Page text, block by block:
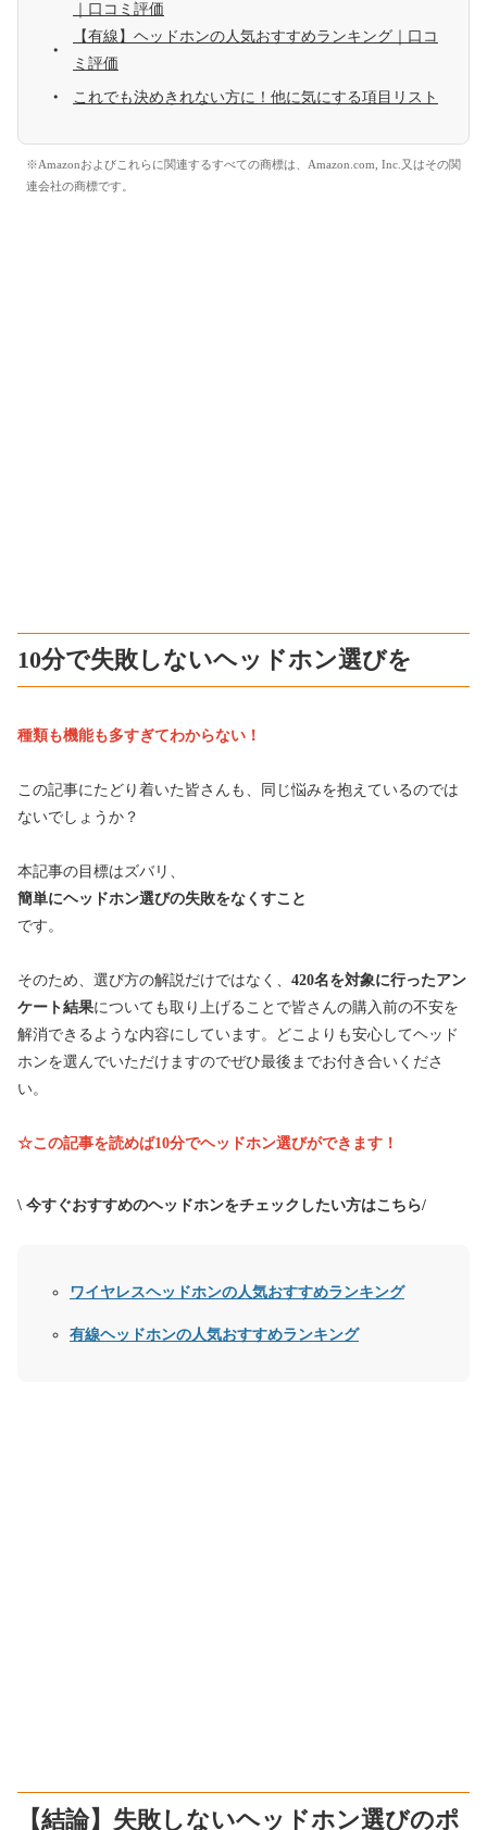
｜口コミ評価
【有線】ヘッドホンの人気おすすめランキング｜口コ
ミ評価
これでも決めきれない方に！他に気にする項目リスト
※Amazonおよびこれらに関連するすべての商標は、Amazon.com, Inc.又はその関
連会社の商標です。
10分で失敗しないヘッドホン選びを
種類も機能も多すぎてわからない！
この記事にたどり着いた皆さんも、同じ悩みを抱えているのでは
ないでしょうか？
本記事の目標はズバリ、
簡単にヘッドホン選びの失敗をなくすこと
です。
そのため、選び方の解説だけではなく、 420名を対象に行ったアン
ケート結果についても取り上げることで皆さんの購入前の不安を
解消できるような内容にしています。どこよりも安心してヘッド
ホンを選んでいただけますのでぜひ最後までお付き合いくださ
い。
☆この記事を読めば10分でヘッドホン選びができます！
\ 今すぐおすすめのヘッドホンをチェックしたい方はこちら/
ワイヤレスヘッドホンの人気おすすめランキング
有線ヘッドホンの人気おすすめランキング
【結論】失敗しないヘッドホン選びのポ